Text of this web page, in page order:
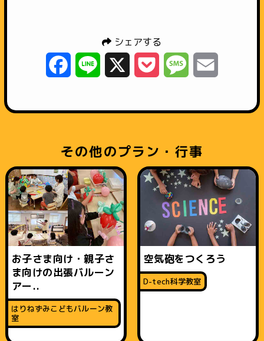
シェアする
Facebook
Line Pocket Message
その他のプラン・行事
お子さま向け・親子さ
ま向けの出張バルーン
アー..
はりねずみこどもバルーン教
室
空気砲をつくろう
D-tech科学教室